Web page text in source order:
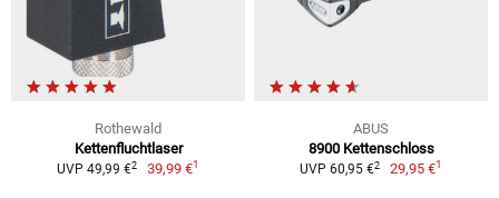
Rothewald
Kettenfluchtlaser
UVP 49,99 €2 39,99 €1
ABUS
8900 Kettenschloss
UVP 60,95 €2 29,95 €1